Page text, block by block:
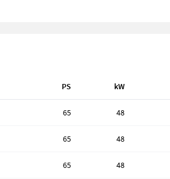
PS kW
65 48
65 48
65 48